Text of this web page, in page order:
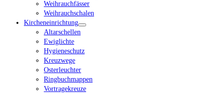
Weihrauchfässer
Weihrauchschalen
Kircheneinrichtung
Altarschellen
Ewiglichte
Hygieneschutz
Kreuzwege
Osterleuchter
Ringbuchmappen
Vortragekreuze